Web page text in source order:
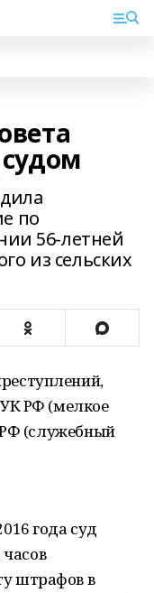
по
56-летней
из сельских
РФ (мелкое
РФ (служебный
года суд
штрафов в